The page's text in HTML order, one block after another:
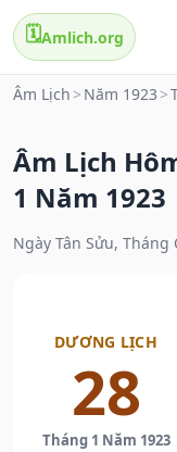
🗓️Amlich.org
Âm Lịch > Năm 1923 >
Âm Lịch
1 Năm 1923
Ngày Tân Sửu,
DƯƠNG LỊCH
28
Tháng 1 Năm 1923